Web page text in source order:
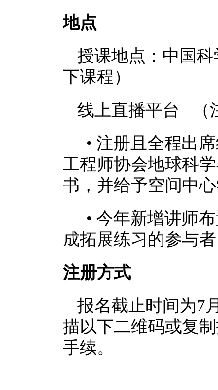
地点
授课地点：中国
下课程）
线上直播平台 （
• 注册且全程出
工程师协会地球科
书，并给予空间中
• 今年新增讲师
成拓展练习的参与
注册方式
报名截止时间为7
描以下二维码或复
手续。